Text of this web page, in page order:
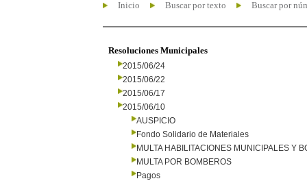
Inicio Buscar por texto Buscar por
Resoluciones Municipales
2015/06/24
2015/06/22
2015/06/17
2015/06/10
AUSPICIO
Fondo Solidario de Materiales
MULTA HABILITACIONES MUNICIPALES Y
MULTA POR BOMBEROS
Pagos